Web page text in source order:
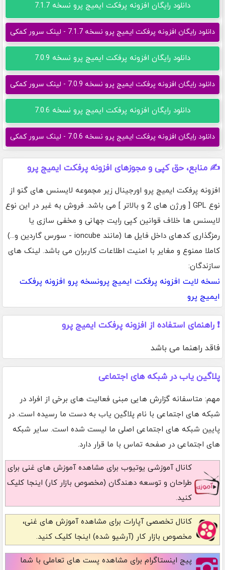
دانلود رایگان افزونه پرفکت ایمیج پرو نسخه 7.1.7
دانلود رایگان افزونه پرفکت ایمیج پرو نسخه 7.1.7 - لینک سرور کمکی
دانلود رایگان افزونه پرفکت ایمیج پرو نسخه 7.0.9
دانلود رایگان افزونه پرفکت ایمیج پرو نسخه 7.0.9 - لینک سرور کمکی
دانلود رایگان افزونه پرفکت ایمیج پرو نسخه 7.0.6
دانلود رایگان افزونه پرفکت ایمیج پرو نسخه 7.0.6 - لینک سرور کمکی
✍️ منابع، حق کپی و مجوزهای افزونه پرفکت ایمیج پرو
افزونه پرفکت ایمیج پرو اورجینال زیر مجموعه لایسنس های گنو از
نوع GPL [ ورژن های 2 و بالاتر ] می باشد. فروش به غیر در این نوع
لایسنس ها خلاف قوانین کپی رایت جهانی و مخفی سازی یا
رمزگذاری کدهای داخل فایل ها (مانند ioncube - سورس گاردین و...)
کاملا ممنوع و مغایر با امنیت اطلاعات کاربران می باشد. لینک های
سازندگان:
نسخه لایت افزونه پرفکت ایمیج پرونسخه پرو افزونه پرفکت
ایمیج پرو
❗ راهنمای استفاده از افزونه پرفکت ایمیج پرو
فاقد راهنما می باشد
پلاگین یاب در شبکه های اجتماعی
مهم: متاسفانه گزارش هایی مبنی فعالیت های برخی از افراد در
شبکه های اجتماعی با نام پلاگین یاب به دست ما رسیده است. در
پایین شبکه های اجتماعی اصلی ما لیست شده است. سایر شبکه
های اجتماعی در صفحه تماس با ما قرار دارد.
کانال آموزشی یوتیوب برای مشاهده آموزش های غنی برای
طراحان و توسعه دهندگان (مخصوص بازار کار) اینجا کلیک
کنید.
کانال تخصصی آپارات برای مشاهده آموزش های غنی،
مخصوص بازار کار (آرشیو شده) اینجا کلیک کنید.
پیج اینستاگرام برای مشاهده پست های تعاملی با شما